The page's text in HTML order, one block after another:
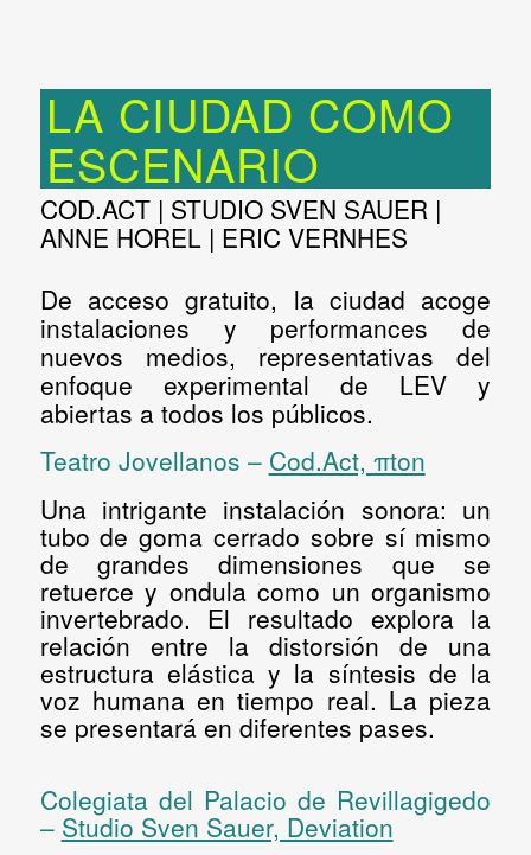
LA CIUDAD COMO
ESCENARIO
COD.ACT | STUDIO SVEN SAUER |
ANNE HOREL | ERIC VERNHES
De acceso gratuito, la ciudad acoge
instalaciones y performances de
nuevos medios, representativas del
enfoque experimental de LEV y
abiertas a todos los públicos.
Teatro Jovellanos – Cod.Act, πton
Una intrigante instalación sonora: un
tubo de goma cerrado sobre sí mismo
de grandes dimensiones que se
retuerce y ondula como un organismo
invertebrado. El resultado explora la
relación entre la distorsión de una
estructura elástica y la síntesis de la
voz humana en tiempo real. La pieza
se presentará en diferentes pases.
Colegiata del Palacio de Revillagigedo
– Studio Sven Sauer, Deviation